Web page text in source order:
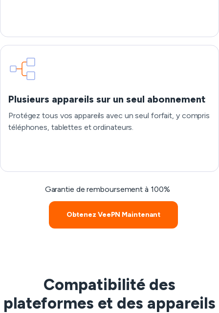
Plusieurs appareils sur un seul abonnement
Protégez tous vos appareils avec un seul forfait, y compris
téléphones, tablettes et ordinateurs.
Garantie de remboursement à 100%
Obtenez VeePN Maintenant
Compatibilité des
plateformes et des appareils